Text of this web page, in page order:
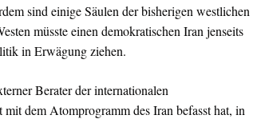
sind einige Säulen der bisherigen westlichen
müsste einen demokratischen Iran jenseits
in Erwägung ziehen.
Berater der internationalen
dem Atomprogramm des Iran befasst hat, in